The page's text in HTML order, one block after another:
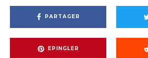
PARTAGER
EPINGLER